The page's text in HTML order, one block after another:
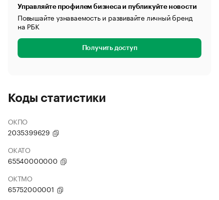
Управляйте профилем бизнеса и публикуйте новости
Повышайте узнаваемость и развивайте личный бренд
на РБК
Получить доступ
Коды статистики
ОКПО
2035399629
ОКАТО
65540000000
ОКТМО
65752000001